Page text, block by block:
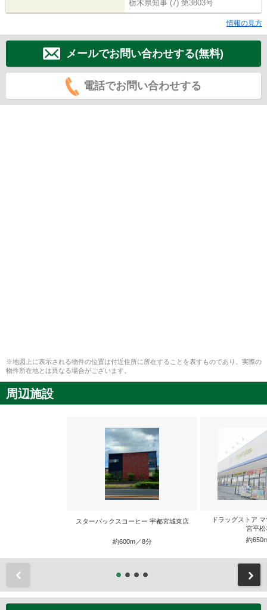
栃木県知事 (7) 第3803号
情報の見方
メールでお問い合わせする(無料)
電話でお問い合わせする
※地図上に表示される物件の位置は付近住所に所在することを表すものであり、実際の
物件所在地とは異なる場合がございます。
周辺施設
スターバックスコーヒー 宇都宮城東店
約600m／8分
ドラッグストア
宮平松
約